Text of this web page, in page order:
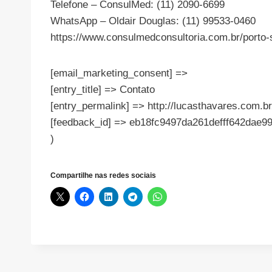
Telefone – ConsulMed: (11) 2090-6699
WhatsApp – Oldair Douglas: (11) 99533-0460
https://www.consulmedconsultoria.com.br/porto-
[email_marketing_consent] =>
[entry_title] => Contato
[entry_permalink] => http://
[feedback_id] =>
)
Compartilhe nas redes sociais